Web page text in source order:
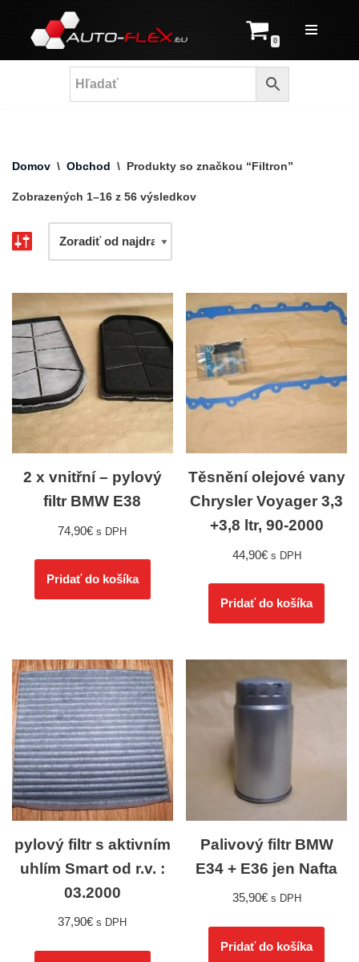
Prejsť
na
0
Domov \ Obchod \ Produkty so značkou “Filtron”
Zobrazených 1–16 z 56 výsledkov
2 x vnitřní – pylový
filtr BMW E38
74,90€ s DPH
Pridať do košíka
Těsnění olejové vany
Chrysler Voyager 3,3
+3,8 ltr, 90-2000
44,90€ s DPH
Pridať do košíka
pylový filtr s aktivním
uhlím Smart od r.v. :
03.2000
37,90€ s DPH
Palivový filtr BMW
E34 + E36 jen Nafta
35,90€ s DPH
Pridať do košíka